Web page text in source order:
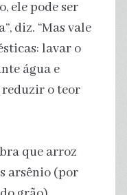
ele pode ser
diz. “Mas vale
lavar o
água e
reduzir o teor
que arroz
arsênio (por